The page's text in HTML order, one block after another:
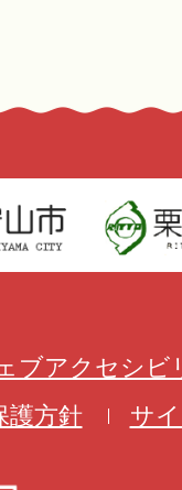
ブアクセシビ
護方針
サ